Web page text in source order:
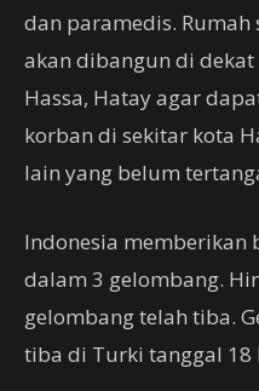
dan paramedis.
akan dibangun di
Hassa, Hatay agar
korban di sekitar kota
lain yang belum
Indonesia memberikan
dalam 3 gelombang.
gelombang telah tiba.
tiba di Turki tanggal 18